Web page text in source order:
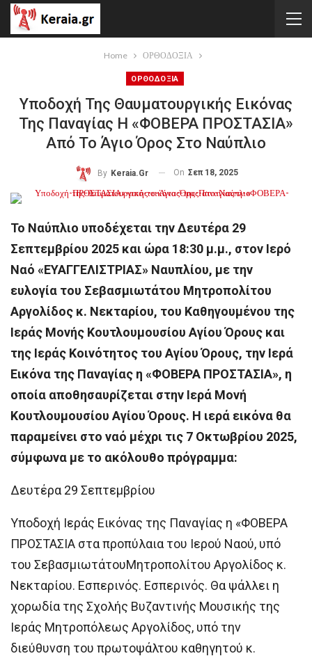
Home ΟΡΘΟΔΟΞΙΑ
ΟΡΘΟΔΟΞΙΑ
Υποδοχή Της Θαυματουργικής Εικόνας
Της Παναγίας Η «ΦΟΒΕΡΑ ΠΡΟΣΤΑΣΙΑ»
Από Το Άγιο Όρος Στο Ναύπλιο
By Keraia.gr On Σεπ 18, 2025
Το Ναύπλιο υποδέχεται την Δευτέρα 29
Σεπτεμβρίου 2025 και ώρα 18:30 μ.μ., στον Ιερό
Ναό «ΕΥΑΓΓΕΛΙΣΤΡΙΑΣ» Ναυπλίου, με την
ευλογία του Σεβασμιωτάτου Μητροπολίτου
Αργολίδος κ. Νεκταρίου, του Καθηγουμένου της
Ιεράς Μονής Κουτλουμουσίου Αγίου Όρους και
της Ιεράς Κοινότητος του Αγίου Όρους, την Ιερά
Εικόνα της Παναγίας η «ΦΟΒΕΡΑ ΠΡΟΣΤΑΣΙΑ», η
οποία αποθησαυρίζεται στην Ιερά Μονή
Κουτλουμουσίου Αγίου Όρους. Η ιερά εικόνα θα
παραμείνει στο ναό μέχρι τις 7 Οκτωβρίου 2025,
σύμφωνα με το ακόλουθο πρόγραμμα:
Δευτέρα 29 Σεπτεμβρίου
Υποδοχή Ιεράς Εικόνας της Παναγίας η «ΦΟΒΕΡΑ
ΠΡΟΣΤΑΣΙΑ στα προπύλαια του Ιερού Ναού, υπό
του ΣεβασμιωτάτουΜητροπολίτου Αργολίδος κ.
Νεκταρίου. Εσπερινός. Εσπερινός. Θα ψάλλει η
χορωδία της Σχολής Βυζαντινής Μουσικής της
Ιεράς Μητροπόλεως Αργολίδος, υπό την
διεύθυνση του πρωτοψάλτου καθηγητού κ.